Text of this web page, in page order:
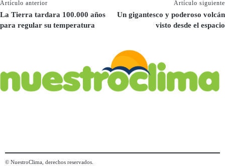
Artículo anterior
La Tierra tardara 100.000 años
para regular su temperatura
Artículo siguiente
Un gigantesco y poderoso volcán
visto desde el espacio
© NuestroClima, derechos reservados.